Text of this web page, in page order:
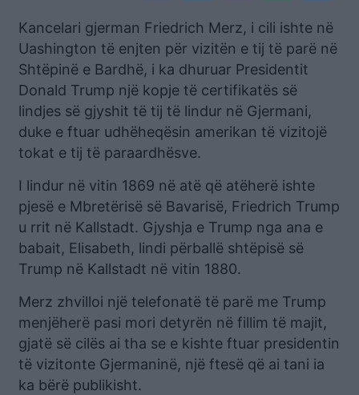
Kancelari gjerman Friedrich Merz, i cili ishte në
Uashington të enjten për vizitën e tij të parë në
Shtëpinë e Bardhë, i ka dhuruar Presidentit
Donald Trump një kopje të certifikatës së
lindjes së gjyshit të tij të lindur në Gjermani,
duke e ftuar udhëheqësin amerikan të vizitojë
tokat e tij të paraardhësve.
I lindur në vitin 1869 në atë që atëherë ishte
pjesë e Mbretërisë së Bavarisë, Friedrich Trump
u rrit në Kallstadt. Gjyshja e Trump nga ana e
babait, Elisabeth, lindi përballë shtëpisë së
Trump në Kallstadt në vitin 1880.
Merz zhvilloi një telefonatë të parë me Trump
menjëherë pasi mori detyrën në fillim të majit,
gjatë së cilës ai tha se e kishte ftuar presidentin
të vizitonte Gjermaninë, një ftesë që ai tani ia
ka bërë publikisht.